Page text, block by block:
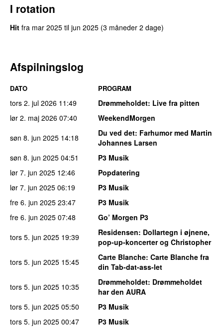
I rotation
Hit fra mar 2025 til jun 2025 (3 måneder 2 dage)
Afspilningslog
DATO PROGRAM
tors 2. jul 2026 11:49 Drømmeholdet: Live fra pitten
lør 2. maj 2026 07:40
WeekendMorgen
søn 8. jun 2025 14:18 Du ved det: Farhumor med Martin
Johannes Larsen
søn 8. jun 2025 04:51
P3 Musik
lør 7. jun 2025 12:46
Popdatering
lør 7. jun 2025 06:19
P3 Musik
fre 6. jun 2025 23:47
P3 Musik
fre 6. jun 2025 07:48
Go’ Morgen P3
tors 5. jun 2025 19:39 Residensen: Dollartegn i øjnene,
pop-up-koncerter og Christopher
tors 5. jun 2025 15:45 Carte Blanche: Carte Blanche fra
din Tab-dat-ass-let
tors 5. jun 2025 10:35 Drømmeholdet: Drømmeholdet
har den AURA
tors 5. jun 2025 05:50
P3 Musik
tors 5. jun 2025 00:47
P3 Musik